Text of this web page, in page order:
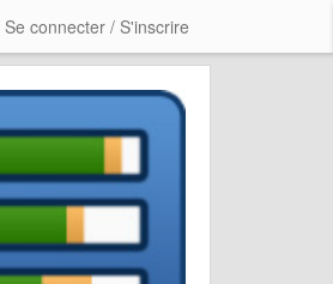
Se connecter / S'inscrire